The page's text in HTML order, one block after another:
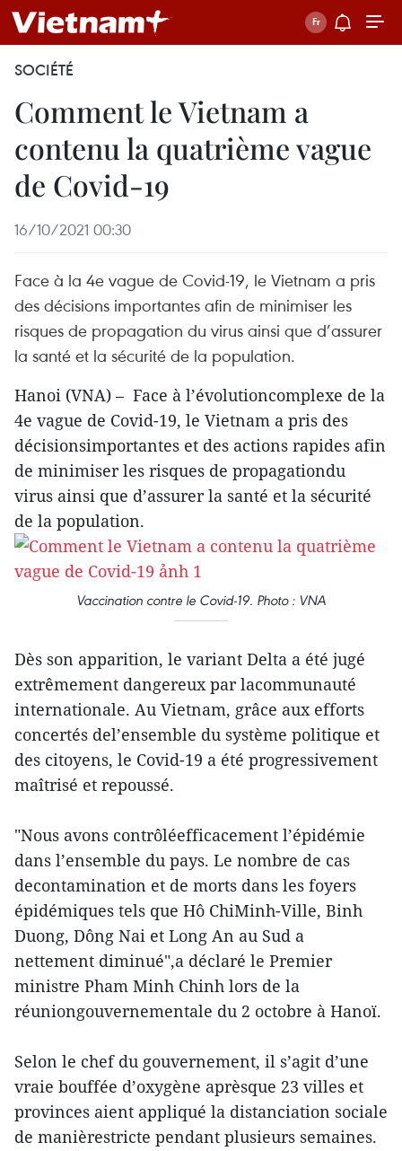
SOCIÉTÉ
Comment le Vietnam a
contenu la quatrième vague
de Covid-19
16/10/2021 00:30
Face à la 4e vague de Covid-19, le Vietnam a pris
des décisions importantes afin de minimiser les
risques de propagation du virus ainsi que d’assurer
la santé et la sécurité de la population.
Hanoi (VNA) – Face à l’évolutioncomplexe de la
4e vague de Covid-19, le Vietnam a pris des
décisionsimportantes et des actions rapides afin
de minimiser les risques de propagationdu
virus ainsi que d’assurer la santé et la sécurité
de la population.
Vaccination contre le Covid-19. Photo : VNA
Dès son apparition, le variant Delta a été jugé
extrêmement dangereux par lacommunauté
internationale. Au Vietnam, grâce aux efforts
concertés del’ensemble du système politique et
des citoyens, le Covid-19 a été progressivement
maîtrisé et repoussé.
"Nous avons contrôléefficacement l’épidémie
dans l’ensemble du pays. Le nombre de cas
decontamination et de morts dans les foyers
épidémiques tels que Hô ChiMinh-Ville, Binh
Duong, Dông Nai et Long An au Sud a
nettement diminué",a déclaré le Premier
ministre Pham Minh Chinh lors de la
réuniongouvernementale du 2 octobre à Hanoï.
Selon le chef du gouvernement, il s’agit d’une
vraie bouffée d’oxygène aprèsque 23 villes et
provinces aient appliqué la distanciation sociale
de manièrestricte pendant plusieurs semaines.